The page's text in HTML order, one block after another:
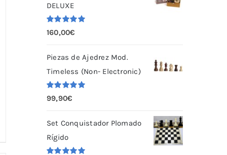
DELUXE
Valorado
con 5.00
160,00€
Piezas de Ajedrez Mod.
Timeless (Non- Electronic)
Valorado
con 5.00
99,90€
Set Conquistador Plomado
Rígido